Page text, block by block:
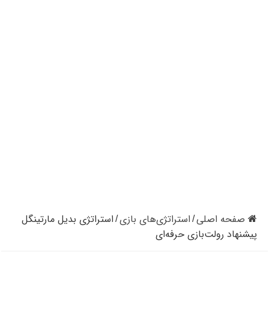
صفحه اصلی/ استراتژی‌های بازی/ استراتژی بدیل مارتینگل
پیشنهاد رولت‌بازی حرفه‌ای